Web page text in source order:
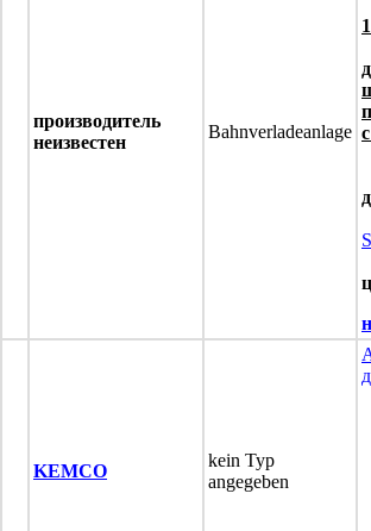
производитель
неизвестен
Bahnverladeanlage
KEMCO
kein Typ
angegeben